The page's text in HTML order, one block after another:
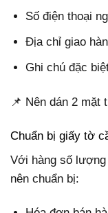
Số điện thoại
Địa chỉ giao
Ghi chú đặc
📌 Nên dán 2 mặt
Chuẩn bị giấy tờ
Với hàng số lượng
nên chuẩn bị: